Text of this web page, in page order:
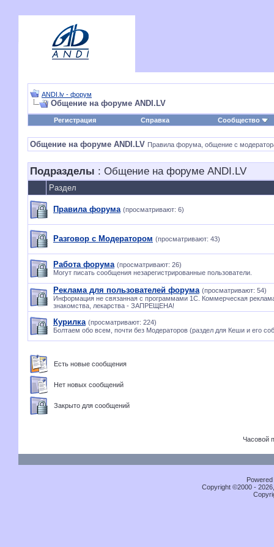
ANDI.lv - форум
Общение на форуме ANDI.LV
Регистрация Справка Сообщество
Общение на форуме ANDI.LV Правила форума, общение с
Подразделы : Общение на форуме ANDI.LV
Раздел
Правила форума (просматривают: 6)
Разговор с Модератором (просматривают: 43)
Работа форума (просматривают: 26)
Могут писать сообщения незарегистрированные пользователи.
Реклама для пользователей форума (просматривают: 54)
Информация не связанная с программами 1С. Коммерческая
знакомства, лекарства - ЗАПРЕЩЕНА!
Курилка (просматривают: 224)
Болтаем обо всем, почти без Модераторов (раздел для Кеши и его
Есть новые сообщения
Нет новых сообщений
Закрыто для сообщений
Часовой
Copyright ©2000 -